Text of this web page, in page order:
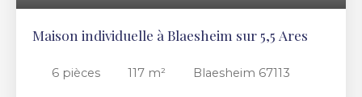
Maison individuelle à Blaesheim sur 5,5 Ares
6 pièces 117 m² Blaesheim 67113